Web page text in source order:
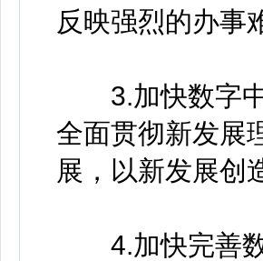
反映强烈的办事
3.加快数字中
全面贯彻新发展
展，以新发展创
4.加快完善数